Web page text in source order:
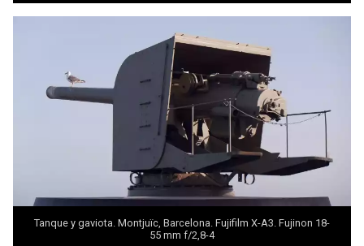
Tanque y gaviota. Montjuïc, Barcelona. Fujifilm X-A3. Fujinon 18-
55 mm f/2,8-4